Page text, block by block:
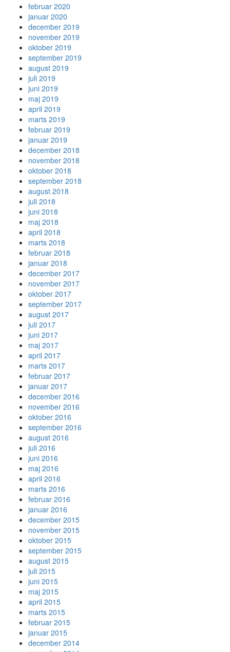
februar 2020
januar 2020
december 2019
november 2019
oktober 2019
september 2019
august 2019
juli 2019
juni 2019
maj 2019
april 2019
marts 2019
februar 2019
januar 2019
december 2018
november 2018
oktober 2018
september 2018
august 2018
juli 2018
juni 2018
maj 2018
april 2018
marts 2018
februar 2018
januar 2018
december 2017
november 2017
oktober 2017
september 2017
august 2017
juli 2017
juni 2017
maj 2017
april 2017
marts 2017
februar 2017
januar 2017
december 2016
november 2016
oktober 2016
september 2016
august 2016
juli 2016
juni 2016
maj 2016
april 2016
marts 2016
februar 2016
januar 2016
december 2015
november 2015
oktober 2015
september 2015
august 2015
juli 2015
juni 2015
maj 2015
april 2015
marts 2015
februar 2015
januar 2015
december 2014